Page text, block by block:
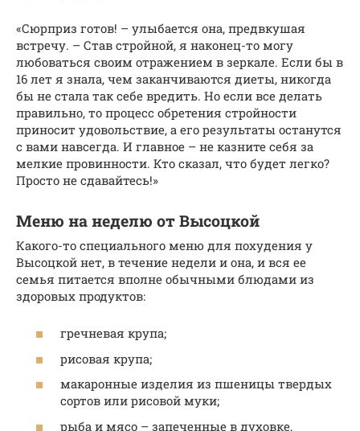
«Сюрприз готов! – улыбается она, предвкушая
встречу. – Став стройной, я наконец-то могу
любоваться своим отражением в зеркале. Если бы в
16 лет я знала, чем заканчиваются диеты, никогда
бы не стала так себе вредить. Но если все делать
правильно, то процесс обретения стройности
приносит удовольствие, а его результаты останутся
с вами навсегда. И главное – не казните себя за
мелкие провинности. Кто сказал, что будет легко?
Просто не сдавайтесь!»
Меню на неделю от Высоцкой
Какого-то специального меню для похудения у
Высоцкой нет, в течение недели и она, и вся ее
семья питается вполне обычными блюдами из
здоровых продуктов:
гречневая крупа;
рисовая крупа;
макаронные изделия из пшеницы твердых
сортов или рисовой муки;
рыба и мясо – запеченные в духовке,